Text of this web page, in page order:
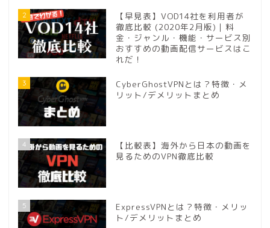
2
【早見表】VOD14社を利用者が
徹底比較 (2020年2月版)｜料
金・ジャンル・機能・サービス別
おすすめの動画配信サービスはこ
れだ！
3
CyberGhostVPNとは？特徴・メ
リット/デメリットまとめ
4
【比較表】海外から日本の動画を
見るためのVPN徹底比較
5
ExpressVPNとは？特徴・メリッ
ト/デメリットまとめ